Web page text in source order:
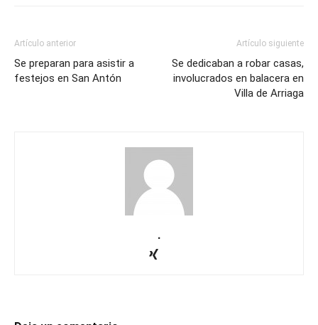
Artículo anterior
Se preparan para asistir a
festejos en San Antón
Artículo siguiente
Se dedicaban a robar casas,
involucrados en balacera en
Villa de Arriaga
.